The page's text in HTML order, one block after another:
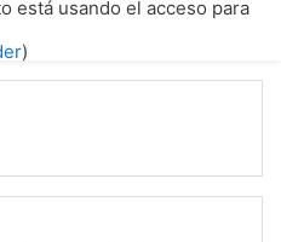
está usando el acceso para
)